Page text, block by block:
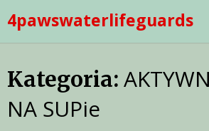
to
content
4pawswaterlifeguards
Kategoria:
NA SUPie